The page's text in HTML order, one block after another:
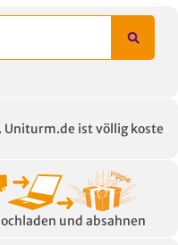
. Uniturm.de ist völlig koste
und absahnen